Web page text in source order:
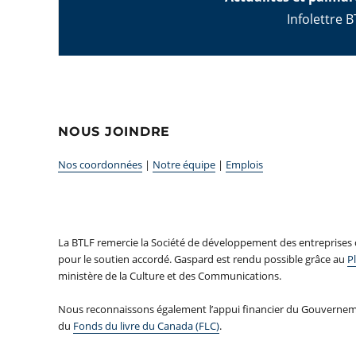
Infolettre
NOUS JOINDRE
Nos coordonnées | Notre équipe | Emplois
La BTLF remercie la Société de développement des entreprises
pour le soutien accordé. Gaspard est rendu possible grâce au
ministère de la Culture et des Communications.
Nous reconnaissons également l’appui financier du
du Fonds du livre du Canada (FLC).